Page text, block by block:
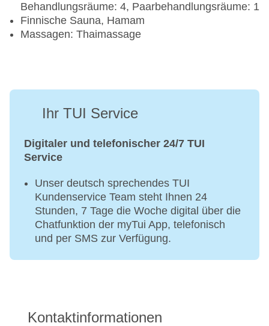
Behandlungsräume: 4, Paarbehandlungsräume: 1
Finnische Sauna, Hamam
Massagen: Thaimassage
Ihr TUI Service
Digitaler und telefonischer 24/7 TUI
Service
Unser deutsch sprechendes TUI
Kundenservice Team steht Ihnen 24
Stunden, 7 Tage die Woche digital über die
Chatfunktion der myTui App, telefonisch
und per SMS zur Verfügung.
Kontaktinformationen